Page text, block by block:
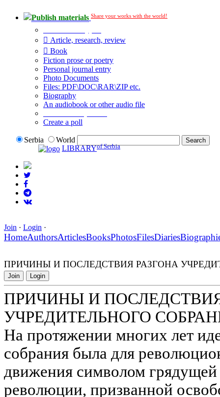
Publish materials Share your works with the world!
Article, research, review
Book
Fiction prose or poetry
Personal journal entry
Photo Documents
Files: PDF\DOC\RAR\ZIP etc.
Biography
An audiobook or other audio file
Create a poll
Serbia
World
LIBRARYof Serbia
Join · Login ·
HomeAuthorsArticlesBooksPhotosFilesDiaries
ПРИЧИНЫ И ПОСЛЕДСТВИЯ РАЗГОНА
Join Login
ПРИЧИНЫ И
УЧРЕДИТЕЛЬНОГО
На протяжении многих лет
собрания была для
движения символом
революции, призванной